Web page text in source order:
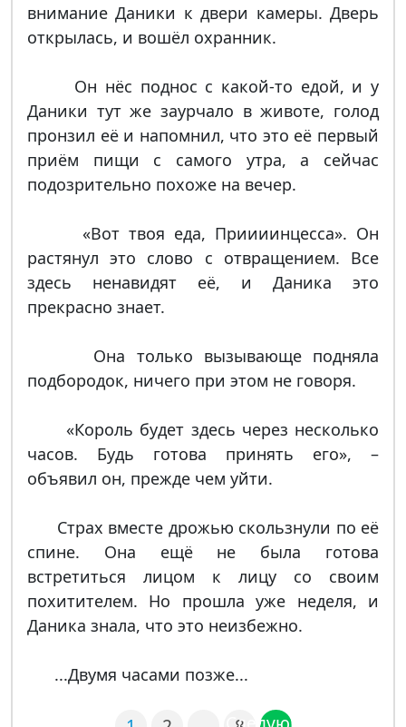
внимание Даники к двери камеры. Дверь
открылась, и вошёл охранник.
Он нёс поднос с какой-то едой, и у
Даники тут же заурчало в животе, голод
пронзил её и напомнил, что это её первый
приём пищи с самого утра, а сейчас
подозрительно похоже на вечер.
«Вот твоя еда, Приииинцесса». Он
растянул это слово с отвращением. Все
здесь ненавидят её, и Даника это
прекрасно знает.
Она только вызывающе подняла
подбородок, ничего при этом не говоря.
«Король будет здесь через несколько
часов. Будь готова принять его», –
объявил он, прежде чем уйти.
Страх вместе дрожью скользнули по её
спине. Она ещё не была готова
встретиться лицом к лицу со своим
похитителем. Но прошла уже неделя, и
Даника знала, что это неизбежно.
...Двумя часами позже...